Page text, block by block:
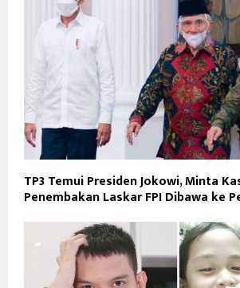
TP3 Temui Presiden Jokowi, Minta
Penembakan Laskar FPI Dibawa ke